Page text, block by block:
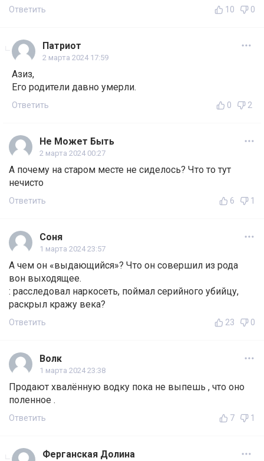
Ответить 10 0
Патриот
2 марта 2024 17:59
Азиз,
Его родители давно умерли.
Ответить 0 2
Не Может Быть
2 марта 2024 00:27
А почему на старом месте не сиделось? Что то тут
нечисто
Ответить 6 1
Соня
1 марта 2024 23:57
А чем он «выдающийся»? Что он совершил из рода
вон выходящее.
: расследовал наркосеть, поймал серийного убийцу,
раскрыл кражу века?
Ответить 23 0
Волк
1 марта 2024 23:38
Продают хвалённую водку пока не выпешь , что оно
поленное .
Ответить 7 1
Ферганская Долина